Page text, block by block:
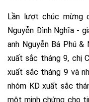
Lần lượt chúc mừng
Nguyễn Đình Nghĩa -
anh Nguyễn Bá Phú &
xuất sắc tháng 9, chị
xuất sắc tháng 9 và
nhóm KD xuất sắc
một minh chứng cho